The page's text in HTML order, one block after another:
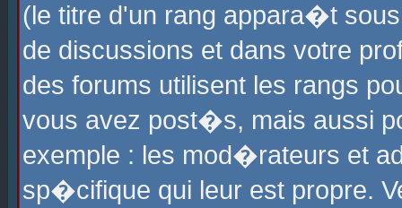
(le titre d'un rang appara�t
de discussions et dans votre
des forums utilisent les rangs
vous avez post�s, mais aussi
exemple : les mod�rateurs et
sp�cifique qui leur est propre.